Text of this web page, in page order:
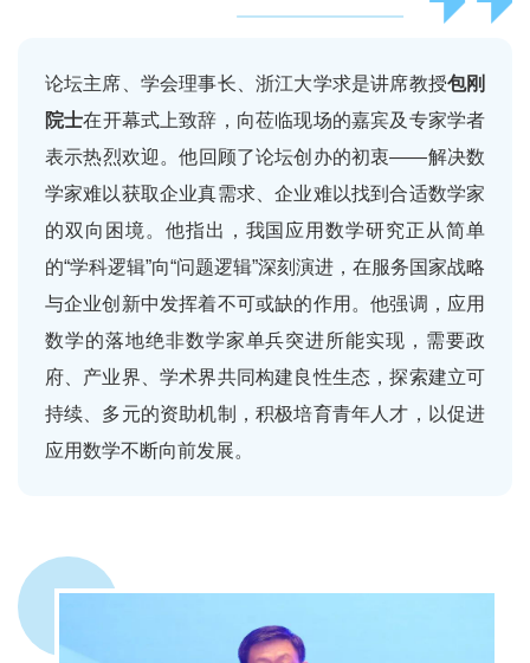
论坛主席、学会理事长、浙江大学求是讲席教授包刚
院士在开幕式上致辞，向莅临现场的嘉宾及专家学者
表示热烈欢迎。他回顾了论坛创办的初衷——解决数
学家难以获取企业真需求、企业难以找到合适数学家
的双向困境。他指出，我国应用数学研究正从简单
的“学科逻辑”向“问题逻辑”深刻演进，在服务国家战略
与企业创新中发挥着不可或缺的作用。他强调，应用
数学的落地绝非数学家单兵突进所能实现，需要政
府、产业界、学术界共同构建良性生态，探索建立可
持续、多元的资助机制，积极培育青年人才，以促进
应用数学不断向前发展。